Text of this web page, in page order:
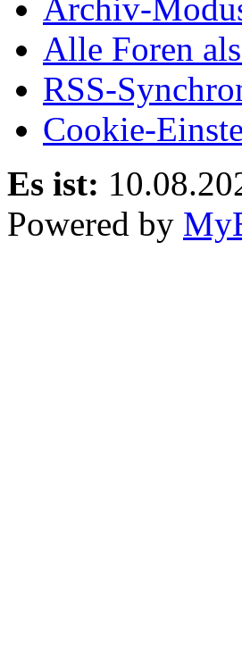
Archiv-
Alle Foren
RSS-
Cookie-
Es ist:
Powered by